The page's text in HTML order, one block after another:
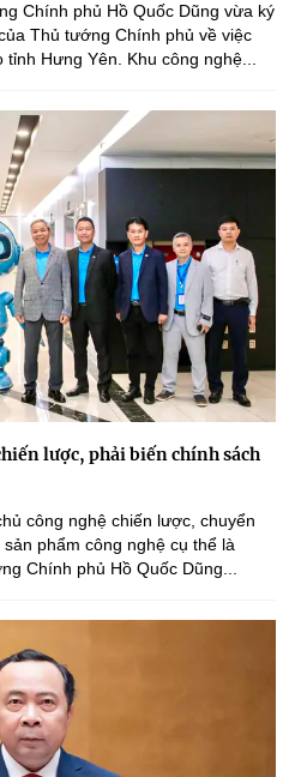
Chính phủ Hồ Quốc Dũng vừa ký
Thủ tướng Chính phủ về việc
Hưng Yên. Khu công nghệ...
lược, phải biến chính sách
công nghệ chiến lược, chuyển
phẩm công nghệ cụ thể là
Chính phủ Hồ Quốc Dũng...